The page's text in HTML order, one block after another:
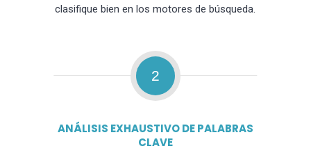
clasifique bien en los motores de búsqueda.
2
ANÁLISIS EXHAUSTIVO DE PALABRAS
CLAVE